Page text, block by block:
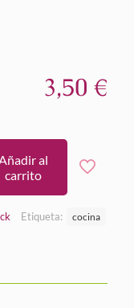
3,50 €
Añadir al
carrito
Etiqueta: cocina